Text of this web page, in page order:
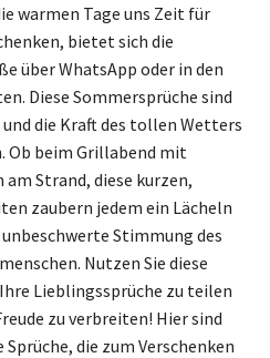
warmen Tage uns Zeit für
bietet sich die
über WhatsApp oder in den
Diese Sommersprüche sind
die Kraft des tollen Wetters
Ob beim Grillabend mit
Strand, diese kurzen,
zaubern jedem ein Lächeln
Stimmung des
Nutzen Sie diese
Lieblingssprüche zu teilen
zu verbreiten! Hier sind
die zum Verschenken